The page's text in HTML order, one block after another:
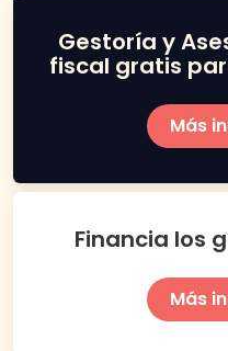
Gestoría y
fiscal gratis
Más
Financia los
Más